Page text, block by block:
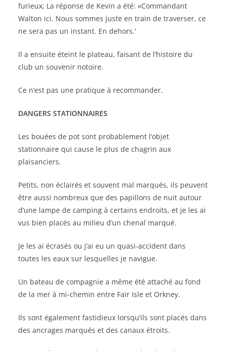
furieux; La réponse de Kevin a été: «Commandant
Walton ici. Nous sommes juste en train de traverser, ce
ne sera pas un instant. En dehors.’
Il a ensuite éteint le plateau, faisant de l’histoire du
club un souvenir notoire.
Ce n’est pas une pratique à recommander.
DANGERS STATIONNAIRES
Les bouées de pot sont probablement l’objet
stationnaire qui cause le plus de chagrin aux
plaisanciers.
Petits, non éclairés et souvent mal marqués, ils peuvent
être aussi nombreux que des papillons de nuit autour
d’une lampe de camping à certains endroits, et je les ai
vus bien placés au milieu d’un chenal marqué.
Je les ai écrasés ou j’ai eu un quasi-accident dans
toutes les eaux sur lesquelles je navigue.
Un bateau de compagnie a même été attaché au fond
de la mer à mi-chemin entre Fair Isle et Orkney.
Ils sont également fastidieux lorsqu’ils sont placés dans
des ancrages marqués et des canaux étroits.